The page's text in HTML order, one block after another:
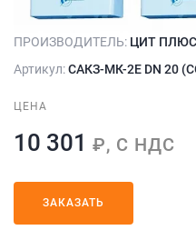
ПРОИЗВОДИТЕЛЬ: ЦИТ ПЛЮС
Артикул:САКЗ-МК-2Е DN 20
ЦЕНА
10 301 ₽, С НДС
ЗАКАЗАТЬ